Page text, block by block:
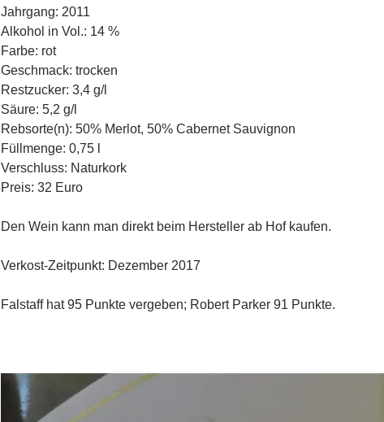
Jahrgang: 2011
Alkohol in Vol.: 14 %
Farbe: rot
Geschmack: trocken
Restzucker: 3,4 g/l
Säure: 5,2 g/l
Rebsorte(n): 50% Merlot, 50% Cabernet Sauvignon
Füllmenge: 0,75 l
Verschluss: Naturkork
Preis: 32 Euro
Den Wein kann man direkt beim Hersteller ab Hof kaufen.
Verkost-Zeitpunkt: Dezember 2017
Falstaff hat 95 Punkte vergeben; Robert Parker 91 Punkte.